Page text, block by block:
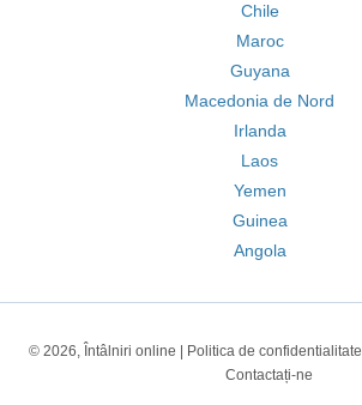
Chile
Maroc
Guyana
Macedonia de Nord
Irlanda
Laos
Yemen
Guinea
Angola
© 2026, Întâlniri online | Politica de confidentialitate
Contactați-ne